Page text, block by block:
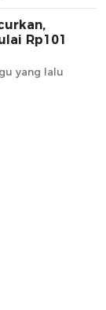
Rp101
yang lalu